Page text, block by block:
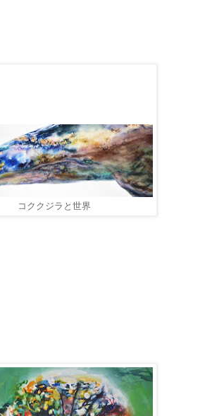
コククジラと世界